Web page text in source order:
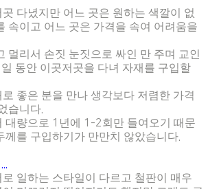
다녔지만 어느 곳은 원하는 색깔이 없
속이고 어느 곳은 가격을 속여 어려움을
멀리서 손짓 눈짓으로 싸인 만 주며 교인
일 동안 이곳저곳을 다녀 자재를 구입할
좋은 분을 만나 생각보다 저렴한 가격
습니다.
대량으로 1 년에 1-2회만 들여오기 때문
께를 구입하기가 만만치 않았습니다.
...
일하는 스타일이 다르고 철판이 매우